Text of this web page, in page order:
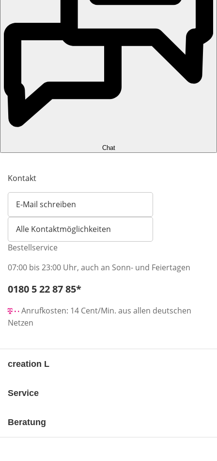
Chat
Kontakt
E-Mail schreiben
Öffnet E-Mail-Client
Alle Kontaktmöglichkeiten
Bestellservice
07:00 bis 23:00 Uhr, auch an Sonn- und Feiertagen
Telefonnummer:
0180 5 22 87 85*
Anrufkosten: 14 Cent/Min. aus allen deutschen
Netzen
creation L
Service
Beratung